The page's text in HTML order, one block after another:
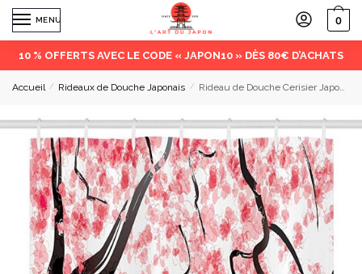
MENU 0
10 % OFFERTS AVEC LE CODE « JAPON10 » DÈS 80€ D’ACHATS
Accueil / Rideaux de Douche Japonais / Rideau de Douche Cerisier Japonais